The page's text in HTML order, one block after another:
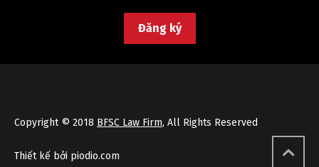
Copyright © 2018 BFSC Law Firm, All Rights Reserved
Thiết kế bởi piodio.com